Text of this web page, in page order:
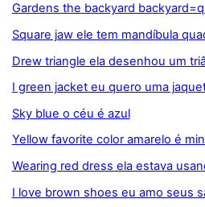
Gardens the backyard
Square jaw ele tem mandíbula
Drew triangle ela desenhou um
I green jacket eu quero uma
Sky blue o céu é azul
Yellow favorite color amarelo é
Wearing red dress ela estava
I love brown shoes eu amo seus